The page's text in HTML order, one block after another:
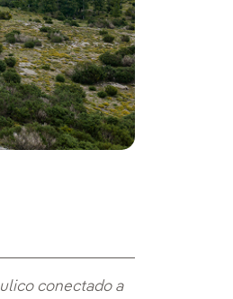
conectado a